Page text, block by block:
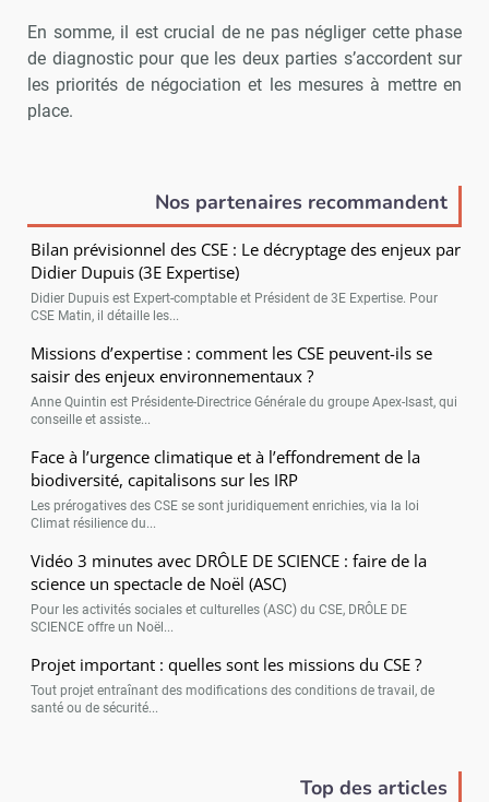
En somme, il est crucial de ne pas négliger cette phase
de diagnostic pour que les deux parties s’accordent sur
les priorités de négociation et les mesures à mettre en
place.
Nos partenaires recommandent
Bilan prévisionnel des CSE : Le décryptage des enjeux par
Didier Dupuis (3E Expertise)
Didier Dupuis est Expert-comptable et Président de 3E Expertise. Pour
CSE Matin, il détaille les...
Missions d’expertise : comment les CSE peuvent-ils se
saisir des enjeux environnementaux ?
Anne Quintin est Présidente-Directrice Générale du groupe Apex-Isast, qui
conseille et assiste...
Face à l’urgence climatique et à l’effondrement de la
biodiversité, capitalisons sur les IRP
Les prérogatives des CSE se sont juridiquement enrichies, via la loi
Climat résilience du...
Vidéo 3 minutes avec DRÔLE DE SCIENCE : faire de la
science un spectacle de Noël (ASC)
Pour les activités sociales et culturelles (ASC) du CSE, DRÔLE DE
SCIENCE offre un Noël...
Projet important : quelles sont les missions du CSE ?
Tout projet entraînant des modifications des conditions de travail, de
santé ou de sécurité...
Top des articles